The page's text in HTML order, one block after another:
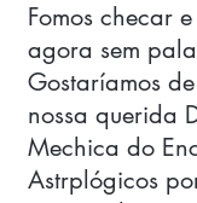
Fomos checar
agora sem
Gostaríamos
nossa querida
Mechica do
Astrplógicos